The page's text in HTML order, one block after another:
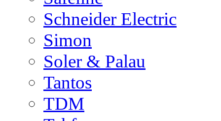
Schneider Electric
Simon
Soler & Palau
Tantos
TDM